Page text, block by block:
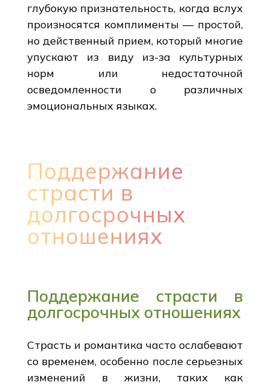
глубокую признательность, когда вслух
произносятся комплименты — простой,
но действенный прием, который многие
упускают из виду из-за культурных
норм или недостаточной
осведомленности о различных
эмоциональных языках.
Поддержание
страсти в
долгосрочных
отношениях
Поддержание страсти в
долгосрочных отношениях
Страсть и романтика часто ослабевают
со временем, особенно после серьезных
изменений в жизни, таких как